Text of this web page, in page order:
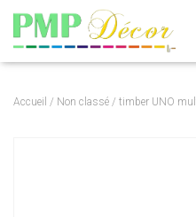
Accueil / Non classé / timber UNO